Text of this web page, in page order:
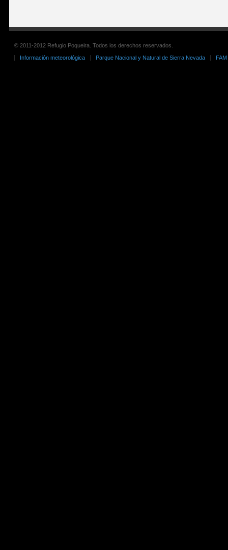
© 2011-2012 Refugio Poqueira. Todos los derechos reservados.
Información meteorológica
Parque Nacional y Natural de Sierra Nevada FAM